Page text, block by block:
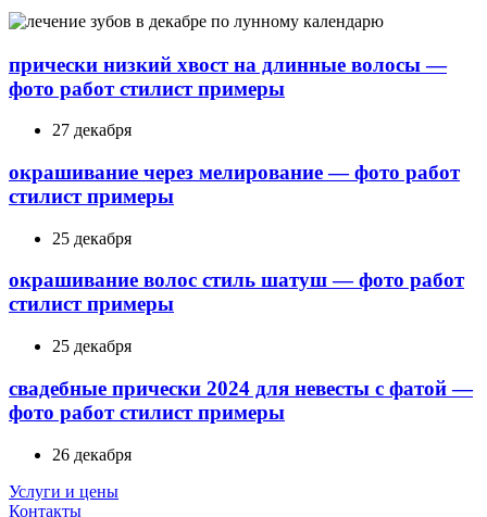
прически низкий хвост на длинные волосы —
фото работ стилист примеры
27 декабря
окрашивание через мелирование — фото работ
стилист примеры
25 декабря
окрашивание волос стиль шатуш — фото работ
стилист примеры
25 декабря
свадебные прически 2024 для невесты с фатой —
фото работ стилист примеры
26 декабря
Услуги и цены
Контакты